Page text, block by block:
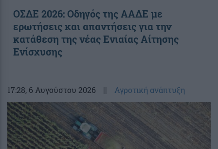
ΟΣΔΕ 2026: Οδηγός της ΑΑΔΕ με
ερωτήσεις και απαντήσεις για την
κατάθεση της νέας Ενιαίας Αίτησης
Ενίσχυσης
17:28, 6 Αυγούστου 2026 || Αγροτική ανάπτυξη